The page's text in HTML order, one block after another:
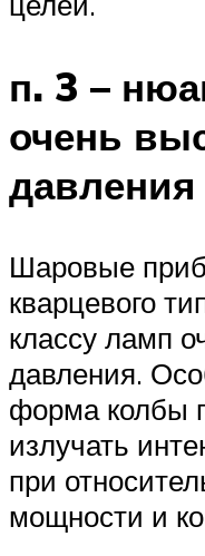
п. 3 –
очень
давления
Шаровые
кварцевого
классу ламп
давления.
форма колбы
излучать
при
мощности и